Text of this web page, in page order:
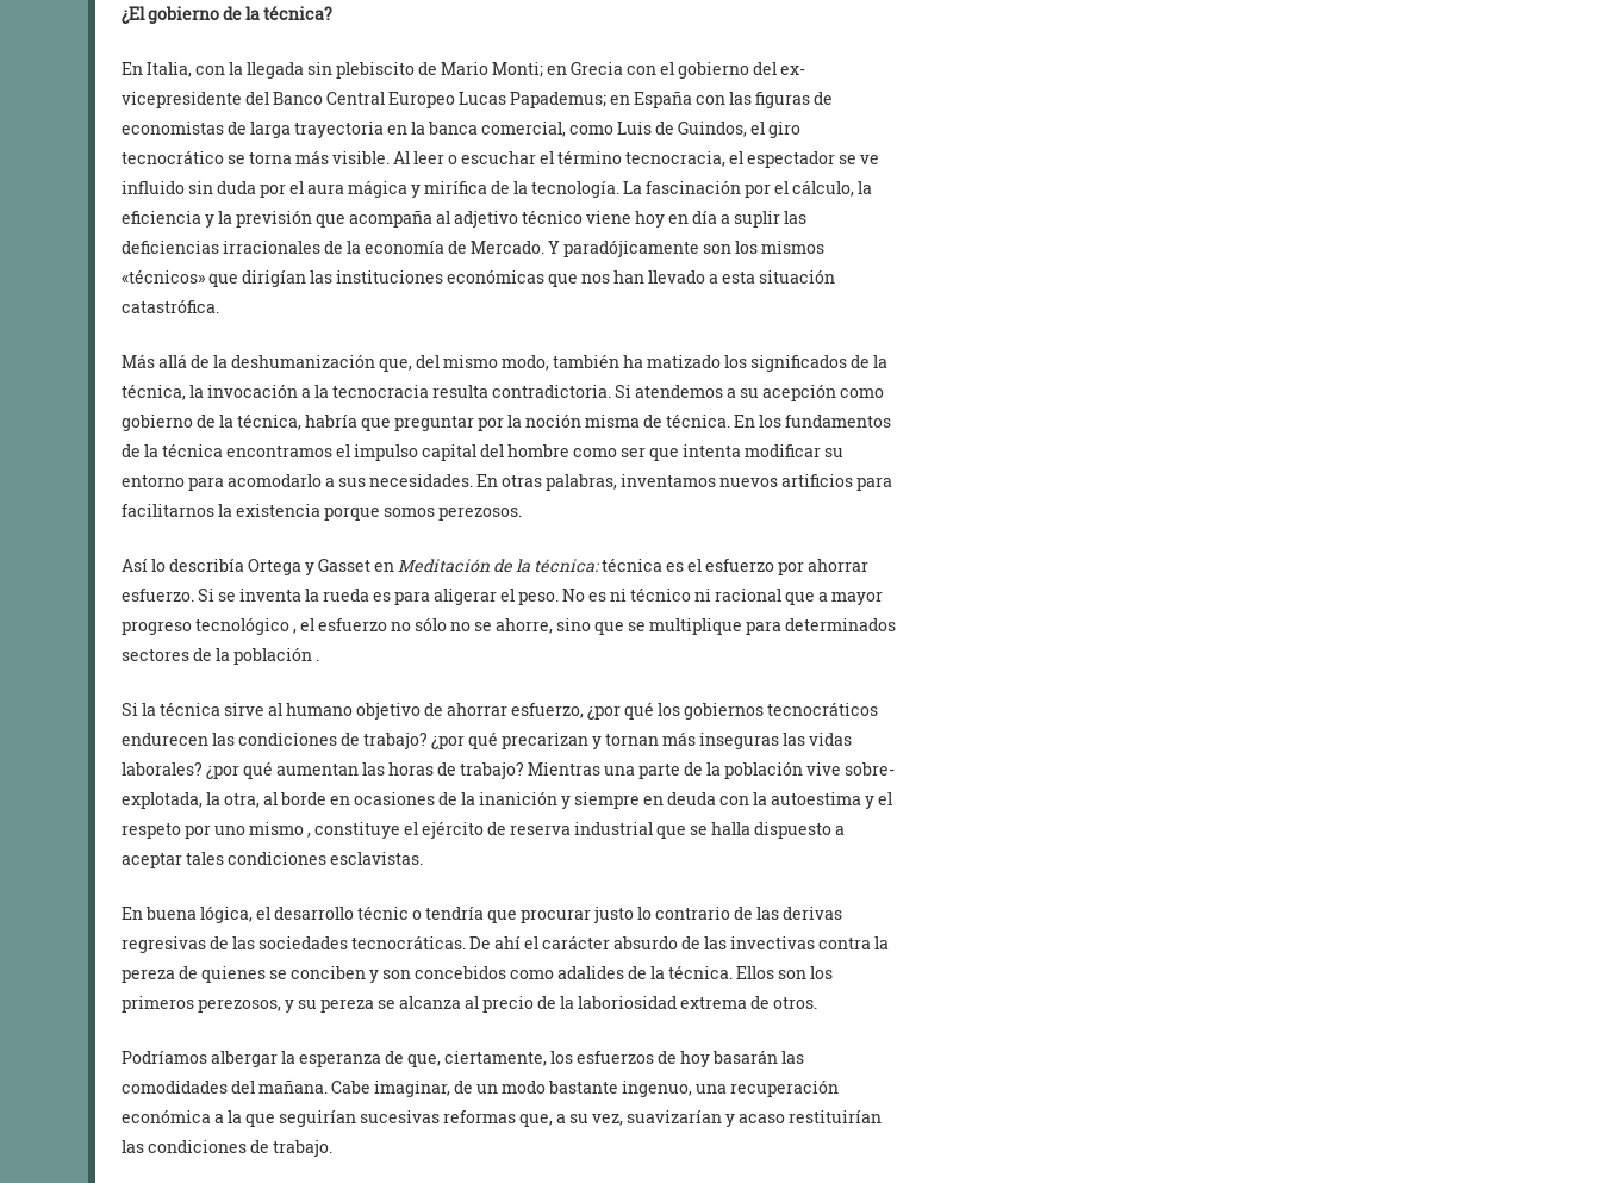
¿El gobierno de la técnica?
En Italia, con la llegada sin plebiscito de Mario Monti; en Grecia con el gobierno del ex-
vicepresidente del Banco Central Europeo Lucas Papademus; en España con las figuras de
economistas de larga trayectoria en la banca comercial, como Luis de Guindos, el giro
tecnocrático se torna más visible. Al leer o escuchar el término tecnocracia, el espectador se ve
influido sin duda por el aura mágica y mirífica de la tecnología. La fascinación por el cálculo, la
eficiencia y la previsión que acompaña al adjetivo técnico viene hoy en día a suplir las
deficiencias irracionales de la economía de Mercado. Y paradójicamente son los mismos
«técnicos» que dirigían las instituciones económicas que nos han llevado a esta situación
catastrófica.
Más allá de la deshumanización que, del mismo modo, también ha matizado los significados de la
técnica, la invocación a la tecnocracia resulta contradictoria. Si atendemos a su acepción como
gobierno de la técnica, habría que preguntar por la noción misma de técnica. En los fundamentos
de la técnica encontramos el impulso capital del hombre como ser que intenta modificar su
entorno para acomodarlo a sus necesidades. En otras palabras, inventamos nuevos artificios para
facilitarnos la existencia porque somos perezosos.
Así lo describía Ortega y Gasset enMeditación dela técnica:técnica es el esfuerzo por ahorrar
esfuerzo. Si se inventa la rueda es para aligerar el peso. No es ni técnico ni racional que a mayor
progreso tecnológico , el esfuerzo no sólo no se ahorre, sino que se multiplique para determinados
sectores de la población .
Si la técnica sirve al humano objetivo de ahorrar esfuerzo, ¿por qué los gobiernos tecnocráticos
endurecen las condiciones de trabajo? ¿por qué precarizan y tornan más inseguras las vidas
laborales? ¿por qué aumentan las horas de trabajo? Mientras una parte de la población vive sobre-
explotada, la otra, al borde en ocasiones de la inanición y siempre en deuda con la autoestima y el
respeto por uno mismo , constituye el ejército de reserva industrial que se halla dispuesto a
aceptar tales condiciones esclavistas.
En buena lógica, el desarrollo técnic o tendría que procurar justo lo contrario de las derivas
regresivas de las sociedades tecnocráticas. De ahí el carácter absurdo de las invectivas contra la
pereza de quienes se conciben y son concebidos como adalides de la técnica. Ellos son los
primeros perezosos, y su pereza se alcanza al precio de la laboriosidad extrema de otros.
Podríamos albergar la esperanza de que, ciertamente, los esfuerzos de hoy basarán las
comodidades del mañana. Cabe imaginar, de un modo bastante ingenuo, una recuperación
económica a la que seguirían sucesivas reformas que, a su vez, suavizarían y acaso restituirían
las condiciones de trabajo.